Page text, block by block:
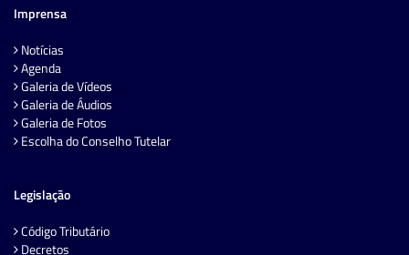
Imprensa
Notícias
Agenda
Galeria de Vídeos
Galeria de Áudios
Galeria de Fotos
Escolha do Conselho Tutelar
Legislação
Código Tributário
Decretos